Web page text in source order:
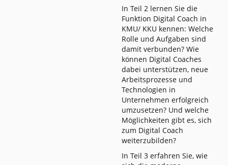
In Teil 2 lernen Sie die
Funktion Digital Coach in
KMU/ KKU kennen: Welche
Rolle und Aufgaben sind
damit verbunden? Wie
können Digital Coaches
dabei unterstützen, neue
Arbeitsprozesse und
Technologien in
Unternehmen erfolgreich
umzusetzen? Und welche
Möglichkeiten gibt es, sich
zum Digital Coach
weiterzubilden?
In Teil 3 erfahren Sie, wie